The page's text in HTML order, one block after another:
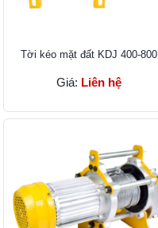
Tời kéo mặt đất KDJ 400-800
Giá: Liên hệ